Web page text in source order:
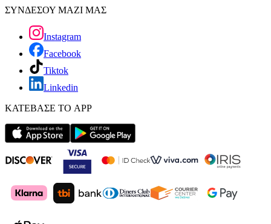
ΣΥΝΔΕΣΟΥ ΜΑΖΙ ΜΑΣ
Instagram
Facebook
Tiktok
Linkedin
ΚΑΤΕΒΑΣΕ ΤΟ APP